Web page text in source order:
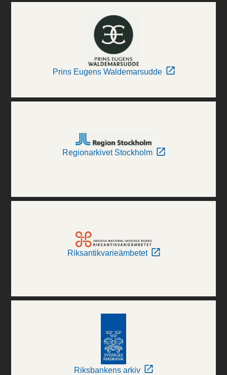
Prins Eugens Waldemarsudde
Regionarkivet Stockholm
Riksantikvarieämbetet
Riksbankens arkiv